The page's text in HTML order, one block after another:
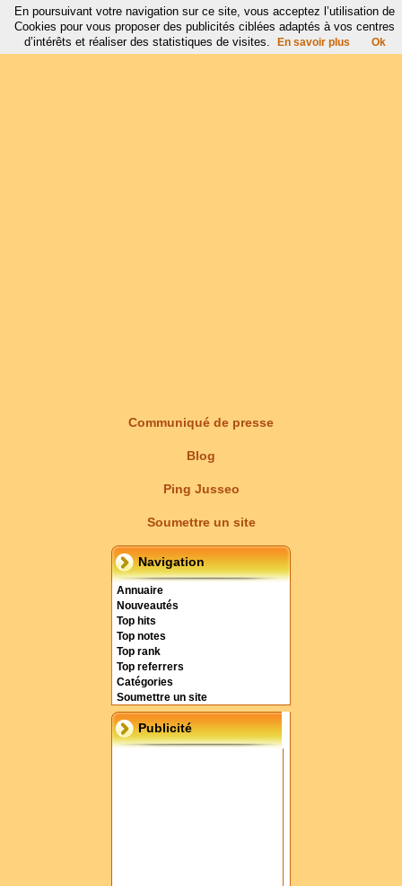
Communiqué de presse
Blog
Ping Jusseo
Soumettre un site
Navigation
Annuaire
Nouveautés
Top hits
Top notes
Top rank
Top referrers
Catégories
Soumettre un site
Publicité
En poursuivant votre navigation sur ce site, vous acceptez l’utilisation de
Cookies pour vous proposer des publicités ciblées adaptés à vos centres
d’intérêts et réaliser des statistiques de visites.
En savoir plus Ok